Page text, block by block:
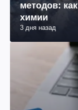
методов:
химии
3 дня назад